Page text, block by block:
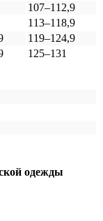
107–112,9
113–118,9
119–124,9
125–131
одежды